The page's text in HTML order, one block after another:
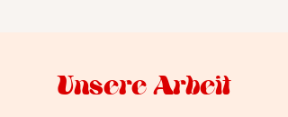
Unsere Arbeit